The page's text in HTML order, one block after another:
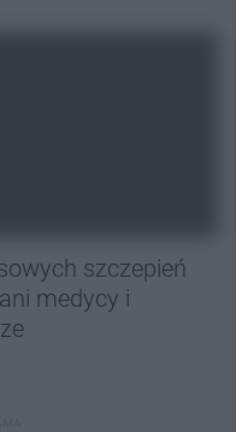
szczepień
medycy i